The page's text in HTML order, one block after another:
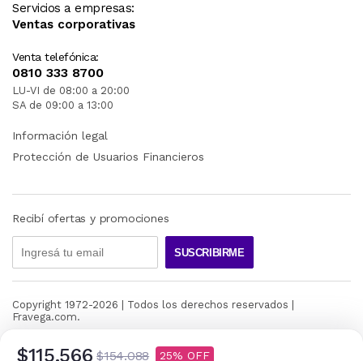
$115.566 $154.088 25
Servicios a empresas:
Ventas corporativas
Venta telefónica:
0810 333 8700
LU-VI de 08:00 a 20:00
SA de 09:00 a 13:00
Información legal
Protección de Usuarios Financieros
Recibí ofertas y promociones
SUSCRIBIRME
Copyright 1972-2026 | Todos los derechos reservados |
Fravega.com.